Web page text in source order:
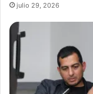
julio 29, 2026